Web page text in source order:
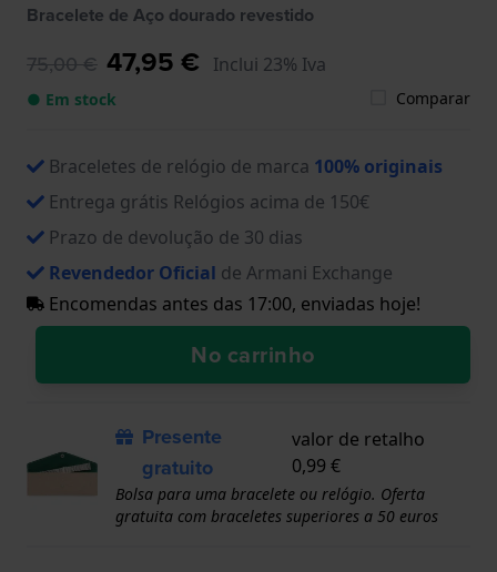
Bracelete de Aço dourado revestido
75,00 € 47,95 € Inclui 23% Iva
● Em stock Comparar
Braceletes de relógio de marca 100% originais
Entrega grátis Relógios acima de 150€
Prazo de devolução de 30 dias
Revendedor Oficial de Armani Exchange
Encomendas antes das 17:00, enviadas hoje!
No carrinho
Presente
gratuito
valor de retalho
0,99 €
Bolsa para uma bracelete ou relógio. Oferta
gratuita com braceletes superiores a 50 euros